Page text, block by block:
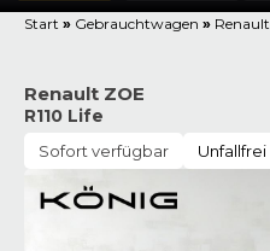
Start » Gebrauchtwagen » Renault
Renault ZOE
R110 Life
Sofort verfügbar Unfallfrei